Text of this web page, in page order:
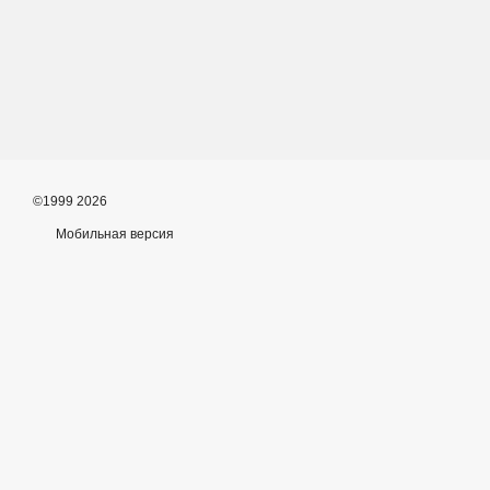
©1999 2026
Мобильная версия